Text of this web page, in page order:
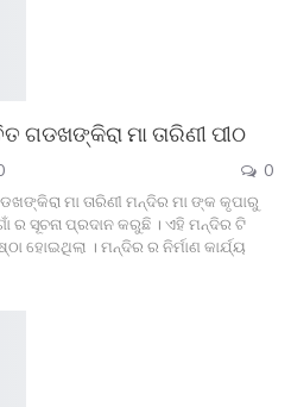
ଗଡଖଙ୍କିରା ମା ତାରିଣୀ ପୀଠ
0
ମା ତାରିଣୀ ମନ୍ଦିର ମା ଙ୍କ କୃପାରୁ
ର ସୂଚନା ପ୍ରଦାନ କରୁଛି । ଏହି ମନ୍ଦିର ଟି
ହୋଇଥିଲା । ମନ୍ଦିର ର ନିର୍ମାଣ କାର୍ଯ୍ୟ